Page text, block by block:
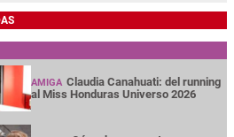
AMIGA Claudia Canahuati: del running
al Miss Honduras Universo 2026